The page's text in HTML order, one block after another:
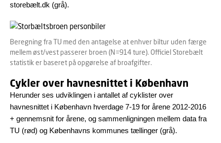
storebælt.dk (grå).
Beregning fra TU med den antagelse at enhver biltur uden færge
mellem øst/vest passerer broen (N=914 ture). Officiel Storebælt
statistik er baseret på opgørelse af broafgifter.
Cykler over havnesnittet i København
Herunder ses udviklingen i antallet af cyklister over
havnesnittet i København hverdage 7-19 for årene 2012-2016
+ gennemsnit for årene, og sammenligningen mellem data fra
TU (rød) og Københavns kommunes tællinger (grå).